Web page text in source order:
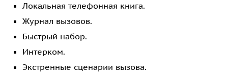
Локальная телефонная книга.
Журнал вызовов.
Быстрый набор.
Интерком.
Экстренные сценарии вызова.